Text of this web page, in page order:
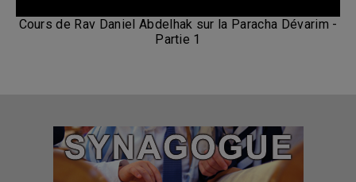
Cours de Rav Daniel Abdelhak sur la Paracha Dévarim -
Partie 1